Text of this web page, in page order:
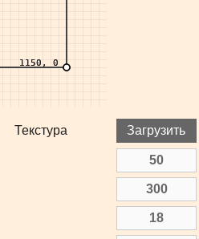
Текстура Загрузить